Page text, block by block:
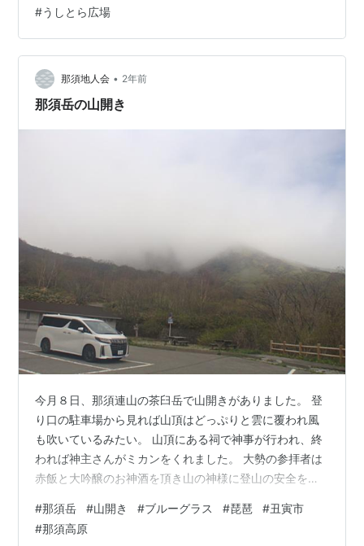
#うしとら広場
那須地人会 • 2年前
那須岳の山開き
今月８日、那須連山の茶臼岳で山開きがありました。 登
り口の駐車場から見れば山頂はどっぷりと雲に覆われ風
も吹いているみたい。 山頂にある祠で神事が行われ、終
われば神主さんがミカンをくれました。 大勢の参拝者は
赤飯と大吟醸のお神酒を頂き山の神様に登山の安全を祈
から午後３時まで那須高原で【丑寅市】が開 かれます。
今回は新設されたデッキステージで♬ブルーグラス音楽
#那須岳 #山開き #ブルーグラス #琵琶 #丑寅市
#那須高原